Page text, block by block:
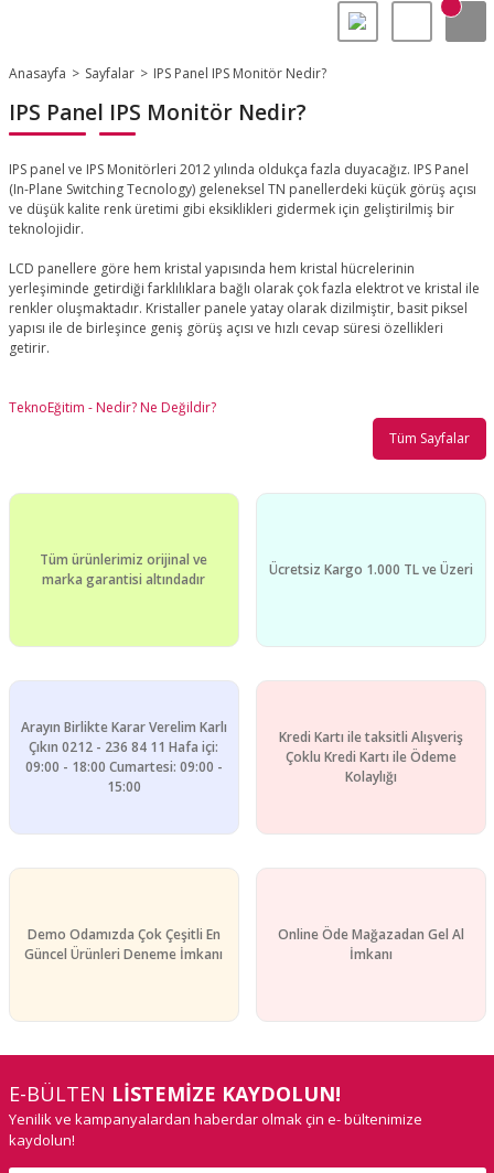
Anasayfa Sayfalar IPS Panel IPS Monitör Nedir?
IPS Panel IPS Monitör Nedir?
IPS panel ve IPS Monitörleri 2012 yılında oldukça fazla duyacağız. IPS Panel
(In-Plane Switching Tecnology) geleneksel TN panellerdeki küçük görüş açısı
ve düşük kalite renk üretimi gibi eksiklikleri gidermek için geliştirilmiş bir
teknolojidir.
LCD panellere göre hem kristal yapısında hem kristal hücrelerinin
yerleşiminde getirdiği farklılıklara bağlı olarak çok fazla elektrot ve kristal ile
renkler oluşmaktadır. Kristaller panele yatay olarak dizilmiştir, basit piksel
yapısı ile de birleşince geniş görüş açısı ve hızlı cevap süresi özellikleri
getirir.
TeknoEğitim - Nedir? Ne Değildir?
Tüm Sayfalar
Tüm ürünlerimiz orijinal ve
marka garantisi altındadır
Ücretsiz Kargo 1.000 TL ve Üzeri
Arayın Birlikte Karar Verelim Karlı
Çıkın 0212 - 236 84 11 Hafa içi:
09:00 - 18:00 Cumartesi: 09:00 -
15:00
Kredi Kartı ile taksitli Alışveriş
Çoklu Kredi Kartı ile Ödeme
Kolaylığı
Demo Odamızda Çok Çeşitli En
Güncel Ürünleri Deneme İmkanı
Online Öde Mağazadan Gel Al
İmkanı
E-BÜLTEN LİSTEMİZE KAYDOLUN!
Yenilik ve kampanyalardan haberdar olmak çin e- bültenimize
kaydolun!